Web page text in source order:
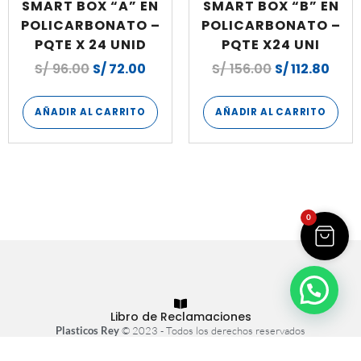
SMART BOX “A” EN
POLICARBONATO –
PQTE X 24 UNID
S/96.00 S/72.00
AÑADIR AL CARRITO
SMART BOX “B” EN
POLICARBONATO –
PQTE X24 UNI
S/156.00 S/112.80
AÑADIR AL CARRITO
Libro de Reclamaciones
Plasticos Rey© 2023 - Todos los derechos reservados
0